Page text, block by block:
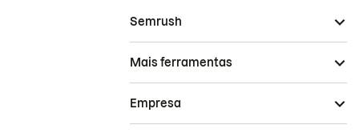
Semrush
Mais ferramentas
Empresa